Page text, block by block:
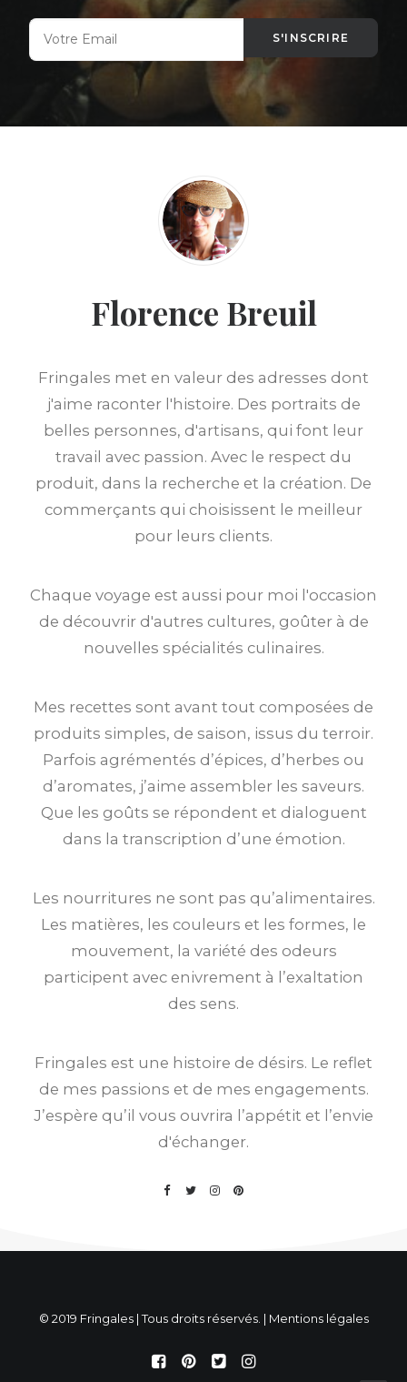
Florence Breuil
Fringales met en valeur des adresses dont
j'aime raconter l'histoire. Des portraits de
belles personnes, d'artisans, qui font leur
travail avec passion. Avec le respect du
produit, dans la recherche et la création. De
commerçants qui choisissent le meilleur
pour leurs clients.
Chaque voyage est aussi pour moi l'occasion
de découvrir d'autres cultures, goûter à de
nouvelles spécialités culinaires.
Mes recettes sont avant tout composées de
produits simples, de saison, issus du terroir.
Parfois agrémentés d’épices, d’herbes ou
d’aromates, j’aime assembler les saveurs.
Que les goûts se répondent et dialoguent
dans la transcription d’une émotion.
Les nourritures ne sont pas qu’alimentaires.
Les matières, les couleurs et les formes, le
mouvement, la variété des odeurs
participent avec enivrement à l’exaltation
des sens.
Fringales est une histoire de désirs. Le reflet
de mes passions et de mes engagements.
J’espère qu’il vous ouvrira l’appétit et l’envie
d'échanger.
© 2019 Fringales | Tous droits réservés. | Mentions légales